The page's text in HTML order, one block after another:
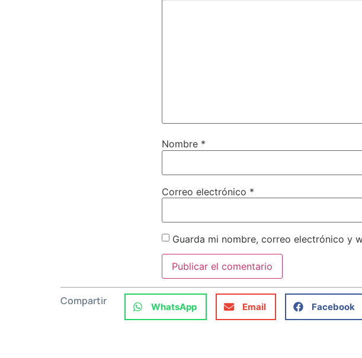
Nombre *
Correo electrónico *
Guarda mi nombre, correo electrónico y
Compartir WhatsApp Email Facebook